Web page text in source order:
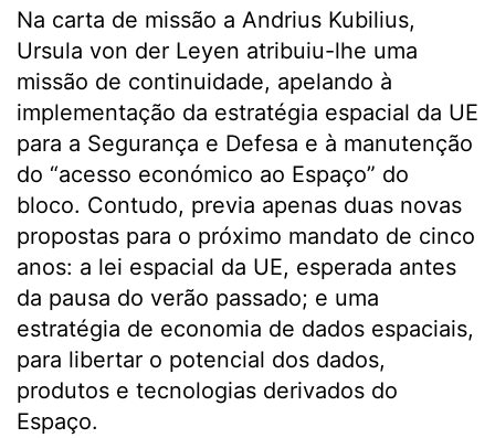
Na carta de missão a Andrius Kubilius,
Ursula von der Leyen atribuiu-lhe uma
missão de continuidade, apelando à
implementação da estratégia espacial da UE
para a Segurança e Defesa e à manutenção
do “acesso económico ao Espaço” do
bloco. Contudo, previa apenas duas novas
propostas para o próximo mandato de cinco
anos: a lei espacial da UE, esperada antes
da pausa do verão passado; e uma
estratégia de economia de dados espaciais,
para libertar o potencial dos dados,
produtos e tecnologias derivados do
Espaço.